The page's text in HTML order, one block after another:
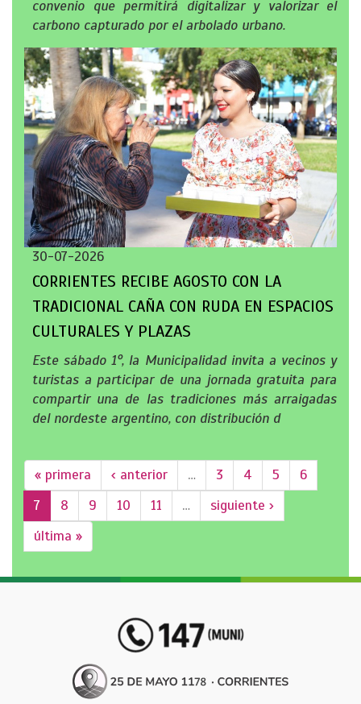
convenio que permitirá digitalizar y valorizar el
carbono capturado por el arbolado urbano.
30-07-2026
CORRIENTES RECIBE AGOSTO CON LA
TRADICIONAL CAÑA CON RUDA EN ESPACIOS
CULTURALES Y PLAZAS
Este sábado 1°, la Municipalidad invita a vecinos y
turistas a participar de una jornada gratuita para
compartir una de las tradiciones más arraigadas
del nordeste argentino, con distribución d
« primera ‹ anterior … 3 4 5
6
7
8 9 10 11 …
siguiente ›
última »